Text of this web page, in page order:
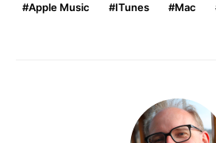
Apple Music ITunes Mac